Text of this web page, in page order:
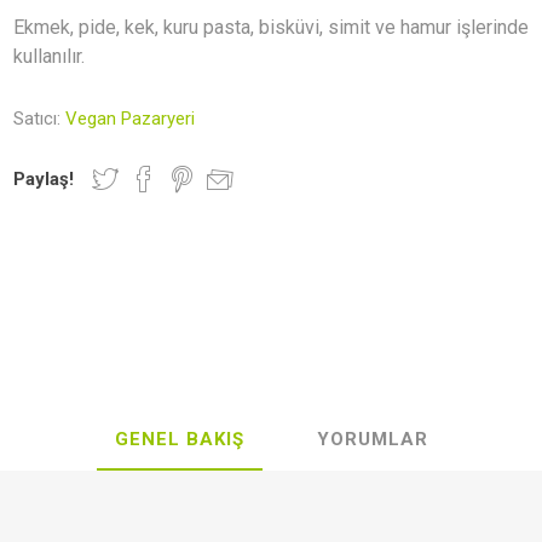
ve Mumlar Hediye Rehberi
Kahvaltılık Gevrekler
Kaplar Deodorantlar
Newer Foods Lethe Vegan Veganki
Indo
Gastronomy
Ekmek, pide, kek, kuru pasta, bisküvi, simit ve hamur işlerinde
kullanılır.
Satıcı: Vegan Pazaryeri
Paylaş!
GENEL BAKIŞ YORUMLAR